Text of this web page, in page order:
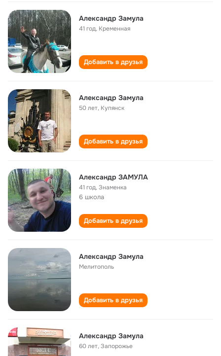
Александр Замула
41 год, Кременная
Добавить в друзья
Александр Замула
50 лет, Купянск
Добавить в друзья
Александр ЗАМУЛА
41 год,Знаменка
6 школа
Добавить в друзья
Александр Замула
Мелитополь
Добавить в друзья
Александр Замула
60 лет,Запорожье